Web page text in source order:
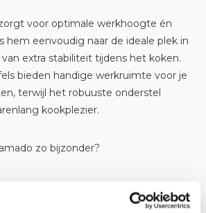
voor optimale werkhoogte én
hem eenvoudig naar de ideale plek in
extra stabiliteit tijdens het koken.
bieden handige werkruimte voor je
terwijl het robuuste onderstel
kookplezier.
zo bijzonder?